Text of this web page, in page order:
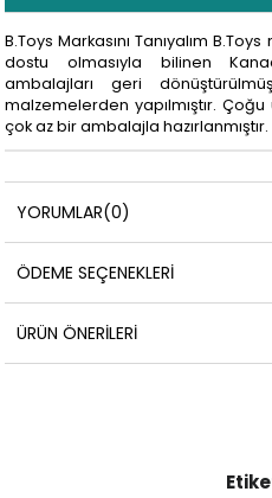
B.Toys Markasını Tanıyalım
dostu olmasıyla bilinen
ambalajları geri
malzemelerden yapılmıştır.
çok az bir ambalajla hazırlanmıştır.
YORUMLAR(0)
ÖDEME SEÇENEKLERI
ÜRÜN ÖNERILERI